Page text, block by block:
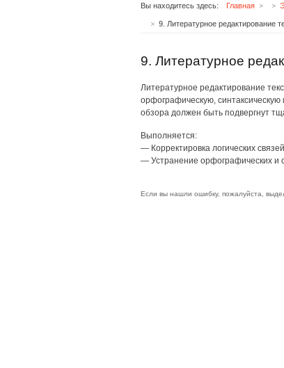
Вы находитесь здесь: Главная
9. Литературное редактирование
9. Литературное
Литературное редактирование
орфографическую, синтаксическую
обзора должен быть подвергнут
Выполняется:
— Корректировка логических
— Устранение орфографических и
Если вы нашли ошибку, пожалуйста,